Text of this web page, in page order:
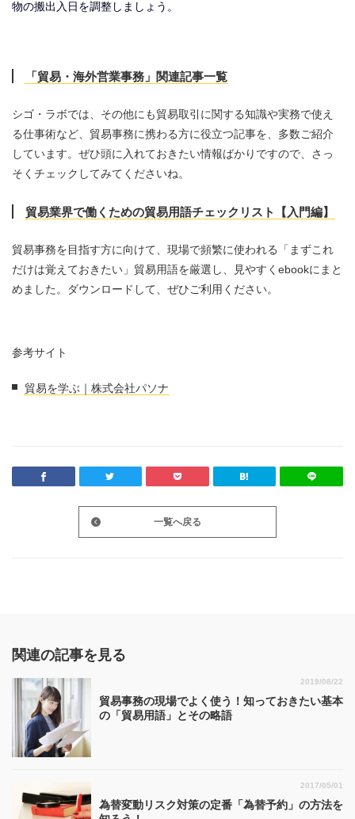
物の搬出入日を調整しましょう。
「貿易・海外営業事務」関連記事一覧
シゴ・ラボでは、その他にも貿易取引に関する知識や実務で使え
る仕事術など、貿易事務に携わる方に役立つ記事を、多数ご紹介
しています。ぜひ頭に入れておきたい情報ばかりですので、さっ
そくチェックしてみてくださいね。
貿易業界で働くための貿易用語チェックリスト【入門編】
貿易事務を目指す方に向けて、現場で頻繁に使われる「まずこれ
だけは覚えておきたい」貿易用語を厳選し、見やすくebookにまと
めました。ダウンロードして、ぜひご利用ください。
参考サイト
貿易を学ぶ｜株式会社パソナ
一覧へ戻る
関連の記事を見る
貿易事務の現場でよく使う！知っておきたい基本
の「貿易用語」とその略語
2019/08/22
為替変動リスク対策の定番「為替予約」の方法を
2017/05/01